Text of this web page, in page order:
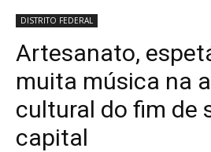
DISTRITO FEDERAL
Artesanato,
muita música na
cultural do fim de
capital